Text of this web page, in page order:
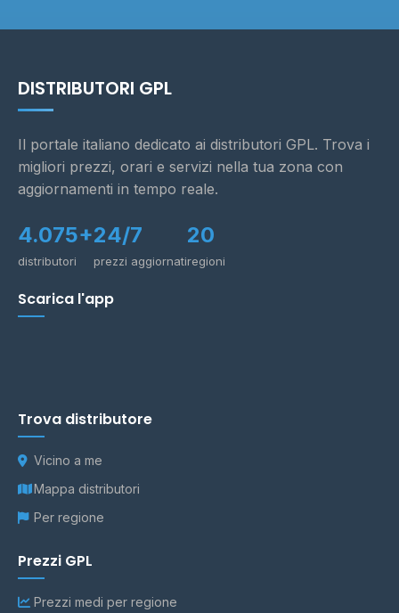
DISTRIBUTORI GPL
Il portale italiano dedicato ai distributori GPL. Trova i
migliori prezzi, orari e servizi nella tua zona con
aggiornamenti in tempo reale.
4.075+
distributori
24/7
prezzi aggiornati
20
regioni
Scarica l'app
Trova distributore
Vicino a me
Mappa distributori
Per regione
Prezzi GPL
Prezzi medi per regione